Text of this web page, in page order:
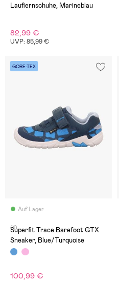
Lauflernschuhe, Marineblau
82,99 €
UVP: 85,99 €
GORE-TEX
Auf Lager
(1)
Superfit Trace Barefoot GTX
Sneaker, Blue/Turquoise
100,99 €